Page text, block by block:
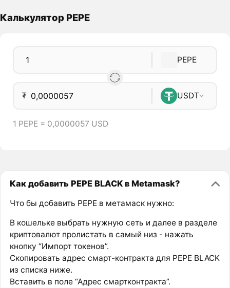
Калькулятор PEPE
PEPE
₮ USDT
1 PEPE = 0,0000057 USD
Как добавить PEPE BLACK в Metamask?
Что бы добавить PEPE в метамаск нужно:
В кошельке выбрать нужную сеть и далее в разделе
криптовалют пролистать в самый низ - нажать
кнопку “Импорт токенов”.
Скопировать адрес смарт-контракта для PEPE BLACK
из списка ниже.
Вставить в поле “Адрес смартконтракта”.